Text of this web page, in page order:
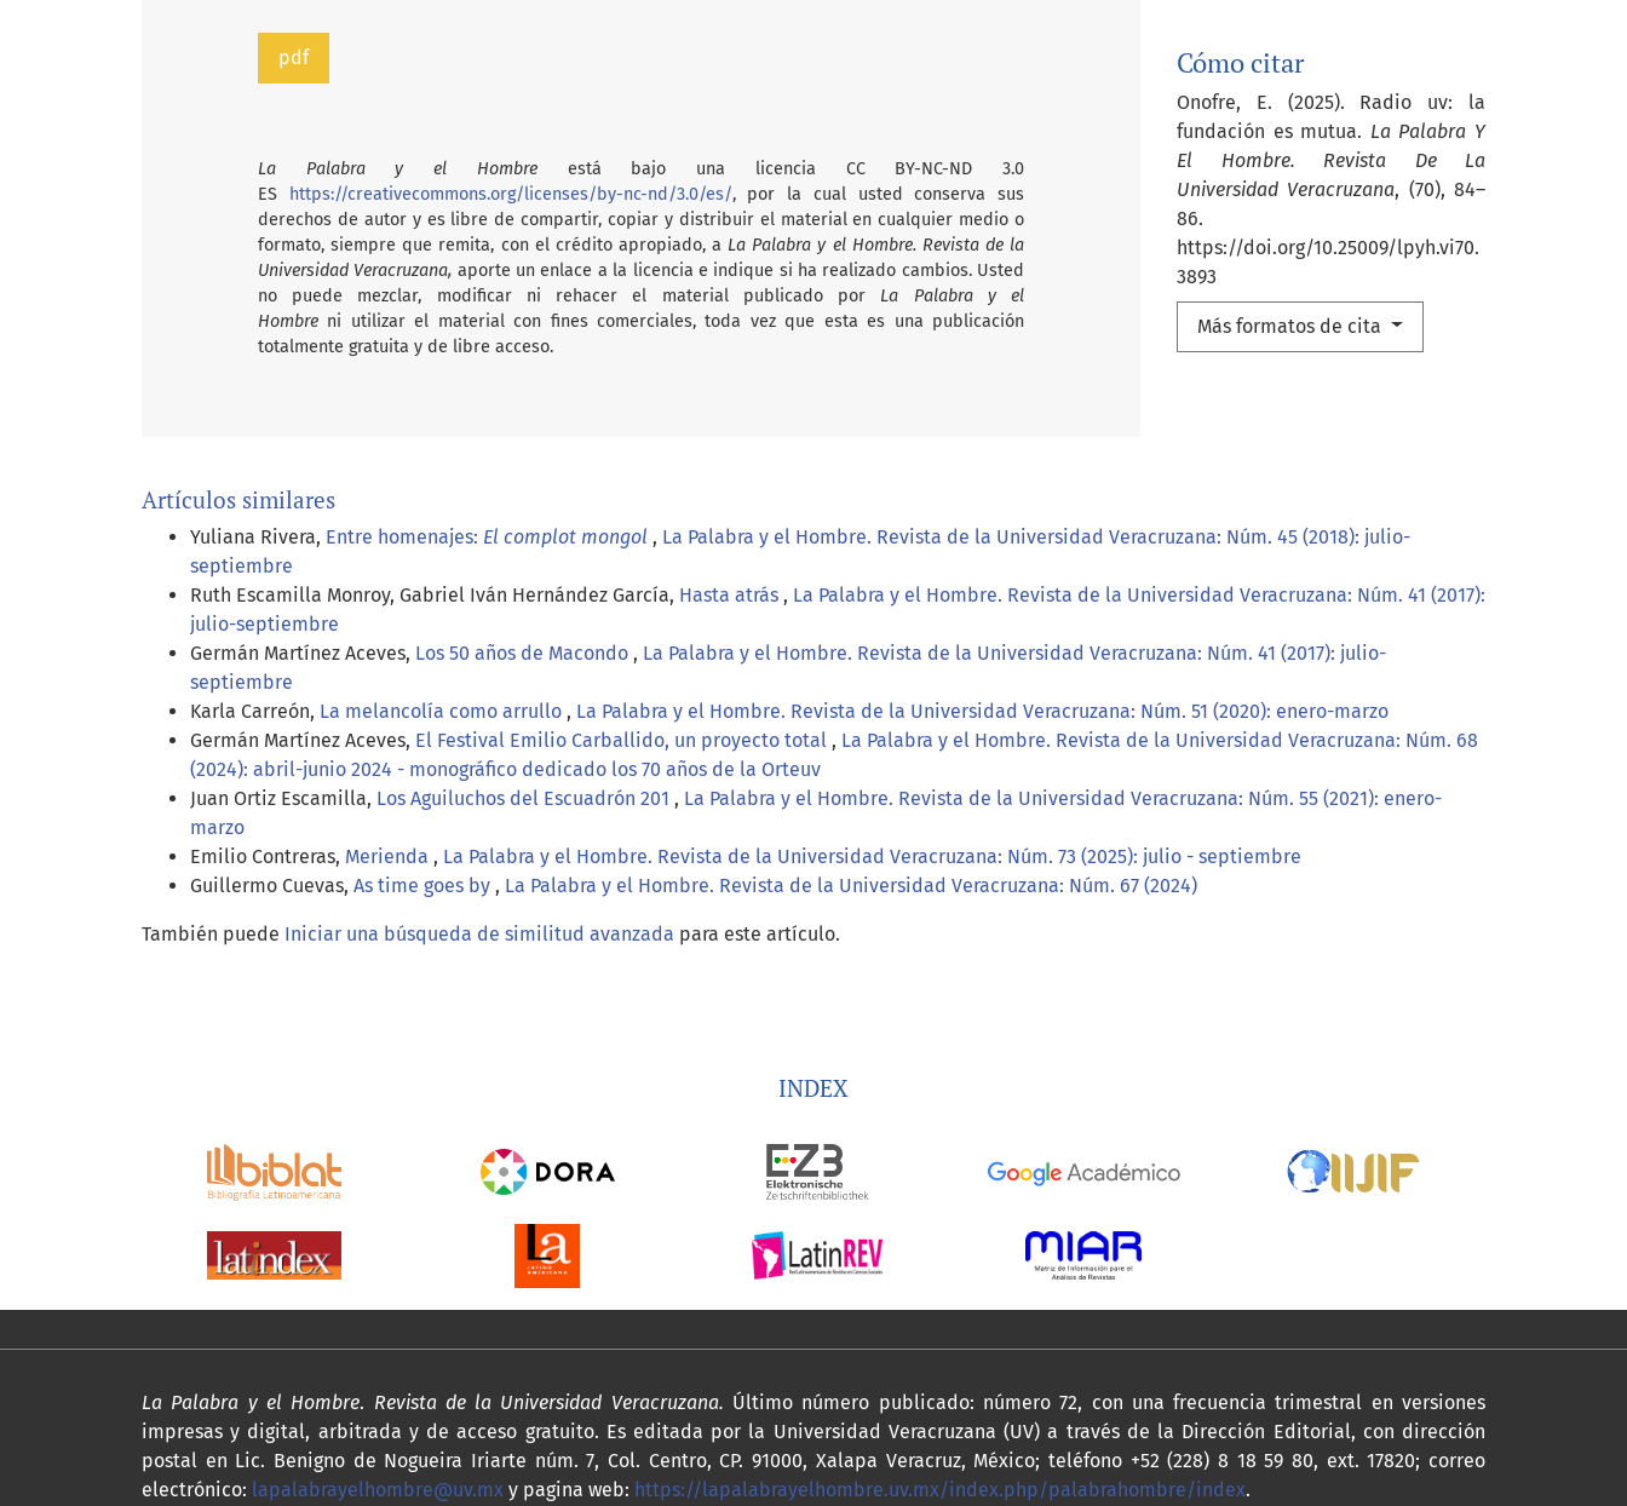
Cómo citar
Onofre, E. (2025). Radio uv: la
fundación es mutua. La Palabra Y
El Hombre. Revista De La
Universidad Veracruzana, (70), 84–
86.
https://doi.org/10.25009/lpyh.vi70.
3893
Más formatos de cita
pdf
La Palabra y el Hombreestá bajo una licencia CC BY-NC-ND 3.0
ES
https://creativecommons.org/licenses/by-nc-nd/3.0/es/, por la cual usted conserva sus
derechos de autor y es libre de compartir, copiar y distribuir el material en cualquier medio o
formato, siempre que remita, con el crédito apropiado, a La Palabra y el Hombre. Revista de la
Universidad Veracruzana, aporte un enlace a la licencia e indique si ha realizado cambios. Usted
no puede mezclar, modificar ni rehacer el material publicado por La Palabra y el
Hombre ni utilizar el material con fines comerciales, toda vez que esta es una publicación
totalmente gratuita y de libre acceso.
Artículos similares
Yuliana Rivera, Entre homenajes: El complot mongol , La Palabra y el Hombre. Revista de la Universidad Veracruzana: Núm. 45 (2018): julio-
septiembre
Ruth Escamilla Monroy, Gabriel Iván Hernández García, Hasta atrás , La Palabra y el Hombre. Revista de la Universidad Veracruzana: Núm. 41 (2017):
julio-septiembre
Germán Martínez Aceves, Los 50 años de Macondo , La Palabra y el Hombre. Revista de la Universidad Veracruzana: Núm. 41 (2017): julio-
septiembre
Karla Carreón, La melancolía como arrullo , La Palabra y el Hombre. Revista de la Universidad Veracruzana: Núm. 51 (2020): enero-marzo
Germán Martínez Aceves, El Festival Emilio Carballido, un proyecto total , La Palabra y el Hombre. Revista de la Universidad Veracruzana: Núm. 68
(2024): abril-junio 2024 - monográfico dedicado los 70 años de la Orteuv
Juan Ortiz Escamilla, Los Aguiluchos del Escuadrón 201 , La Palabra y el Hombre. Revista de la Universidad Veracruzana: Núm. 55 (2021): enero-
marzo
Emilio Contreras, Merienda , La Palabra y el Hombre. Revista de la Universidad Veracruzana: Núm. 73 (2025): julio - septiembre
Guillermo Cuevas, As time goes by , La Palabra y el Hombre. Revista de la Universidad Veracruzana: Núm. 67 (2024)
También puede Iniciar una búsqueda de similitud avanzada para este artículo.
INDEX
La Palabra y el Hombre. Revista de la Universidad Veracruzana. Último número publicado: número 72, con una frecuencia trimestral en versiones
impresas y digital, arbitrada y de acceso gratuito. Es editada por la Universidad Veracruzana (UV) a través de la Dirección Editorial, con dirección
postal en Lic. Benigno de Nogueira Iriarte núm. 7, Col. Centro, CP. 91000, Xalapa Veracruz, México; teléfono +52 (228) 8 18 59 80, ext. 17820; correo
electrónico: lapalabrayelhombre@uv.mx y pagina web: https://lapalabrayelhombre.uv.mx/index.php/palabrahombre/index.